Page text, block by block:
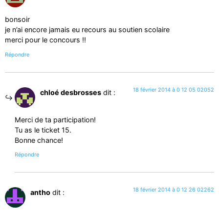
bonsoir
je n’ai encore jamais eu recours au soutien scolaire
merci pour le concours !!
Répondre
chloé desbrosses dit : 18 février 2014 à 0 12 05 02052
Merci de ta participation!
Tu as le ticket 15.
Bonne chance!
Répondre
antho dit : 18 février 2014 à 0 12 26 02262